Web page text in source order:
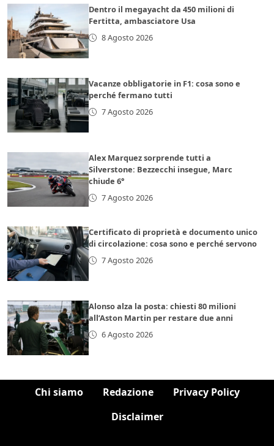
Dentro il megayacht da 450 milioni di
Fertitta, ambasciatore Usa
8 Agosto 2026
Vacanze obbligatorie in F1: cosa sono e
perché fermano tutti
7 Agosto 2026
Alex Marquez sorprende tutti a
Silverstone: Bezzecchi insegue, Marc
chiude 6°
7 Agosto 2026
Certificato di proprietà e documento unico
di circolazione: cosa sono e perché servono
7 Agosto 2026
Alonso alza la posta: chiesti 80 milioni
all’Aston Martin per restare due anni
6 Agosto 2026
Chi siamo Redazione
Privacy Policy
Disclaimer